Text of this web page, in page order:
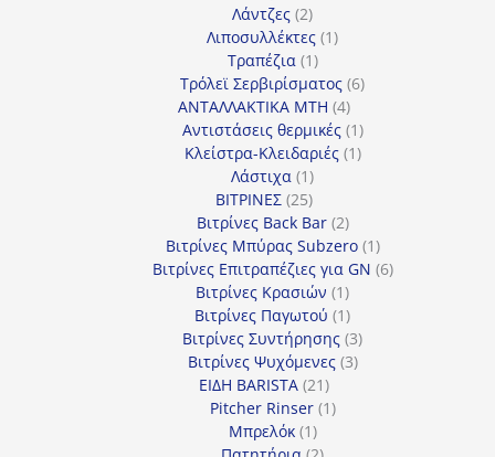
προϊόν
Λάντζες 22
προϊόντα
Λιποσυλλέκτες 11
Τραπέζια 11
προϊόν
Τρόλεϊ Σερβιρίσματος 66
ΑΝΤΑΛΛΑΚΤΙΚΑ MTH 44
προϊόντα
Αντιστάσεις θερμικές 11
προϊόν
Κλείστρα-Κλειδαριές 11
Λάστιχα 11
προϊόν
ΒΙΤΡΙΝΕΣ 2525
προϊόντα
Βιτρίνες Back Bar 22
προϊόντα
Βιτρίνες Mπύρας Subzero 11
προϊόν
Βιτρίνες Επιτραπέζιες για GN 66
Βιτρίνες Κρασιών 11
προϊόν
Βιτρίνες Παγωτού 11
προϊόν
Βιτρίνες Συντήρησης 33
προϊόντα
Βιτρίνες Ψυχόμενες 33
ΕΙΔΗ BARISTA 2121
προϊόντα
Pitcher Rinser 11
Μπρελόκ 11